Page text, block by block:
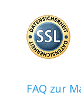
FAQ zur